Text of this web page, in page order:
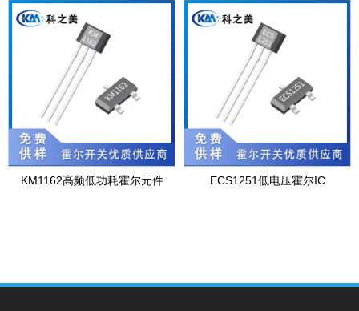
KM1162高频低功耗霍尔元件 ECS1251低电压霍尔IC